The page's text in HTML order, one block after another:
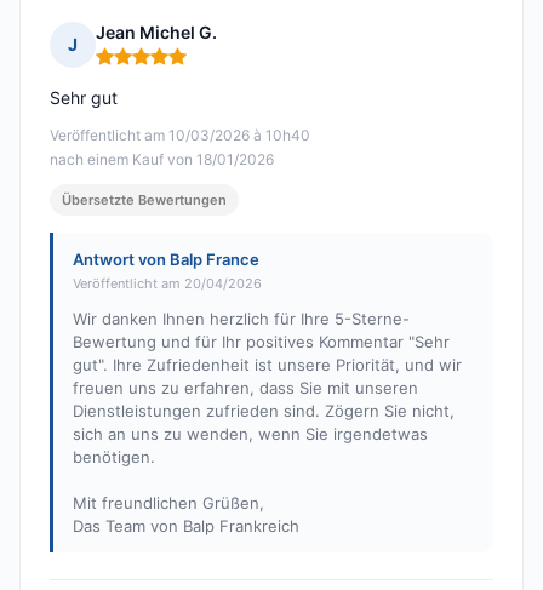
J
Jean Michel G.
Hinweis: 5 von 5
Veröffentlicht am 10/03/2026 à 10h40
nach einem Kauf von 18/01/2026
Sehr gut
Übersetzte Bewertungen
Antwort von Balp France
Veröffentlicht am 20/04/2026
Wir danken Ihnen herzlich für Ihre 5-Sterne-
Bewertung und für Ihr positives Kommentar "Sehr
gut". Ihre Zufriedenheit ist unsere Priorität, und wir
freuen uns zu erfahren, dass Sie mit unseren
Dienstleistungen zufrieden sind. Zögern Sie nicht,
sich an uns zu wenden, wenn Sie irgendetwas
benötigen.
Mit freundlichen Grüßen,
Das Team von Balp Frankreich